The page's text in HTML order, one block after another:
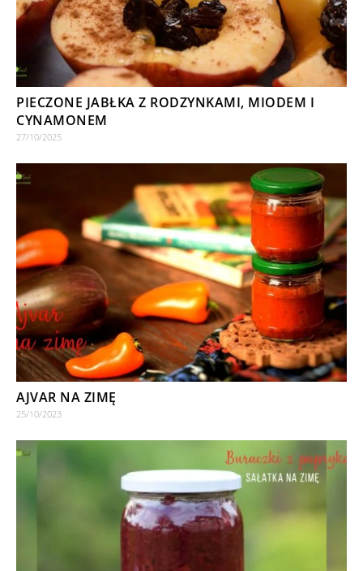
PIECZONE JABŁKA Z RODZYNKAMI, MIODEM I
CYNAMONEM
27/10/2025
AJVAR NA ZIMĘ
25/10/2023